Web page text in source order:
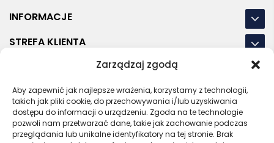
Zarządzaj zgodą
Aby zapewnić jak najlepsze wrażenia, korzystamy z technologii,
takich jak pliki cookie, do przechowywania i/lub uzyskiwania
dostępu do informacji o urządzeniu. Zgoda na te technologie
pozwoli nam przetwarzać dane, takie jak zachowanie podczas
przeglądania lub unikalne identyfikatory na tej stronie. Brak
INFORMACJE
STREFA KLIENTA
NASZE LOKALIZACJE
OSTATNIE POSTY